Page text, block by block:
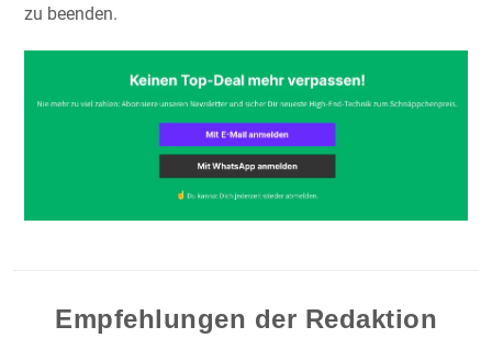
zu beenden.
Empfehlungen der Redaktion